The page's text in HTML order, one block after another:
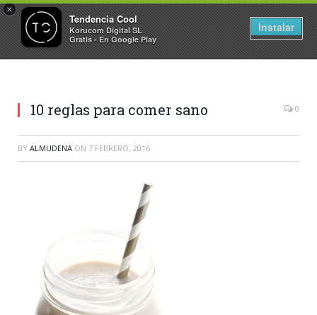
×
Tendencia Cool
Korucom Digital SL
Gratis - En Google Play
Instalar
10 reglas para comer sano 0
BY ALMUDENA ON 7 FEBRERO, 2016